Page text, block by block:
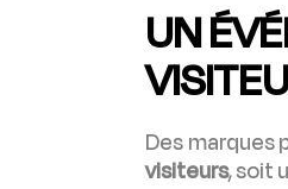
UN
Des marques
visiteurs, soit